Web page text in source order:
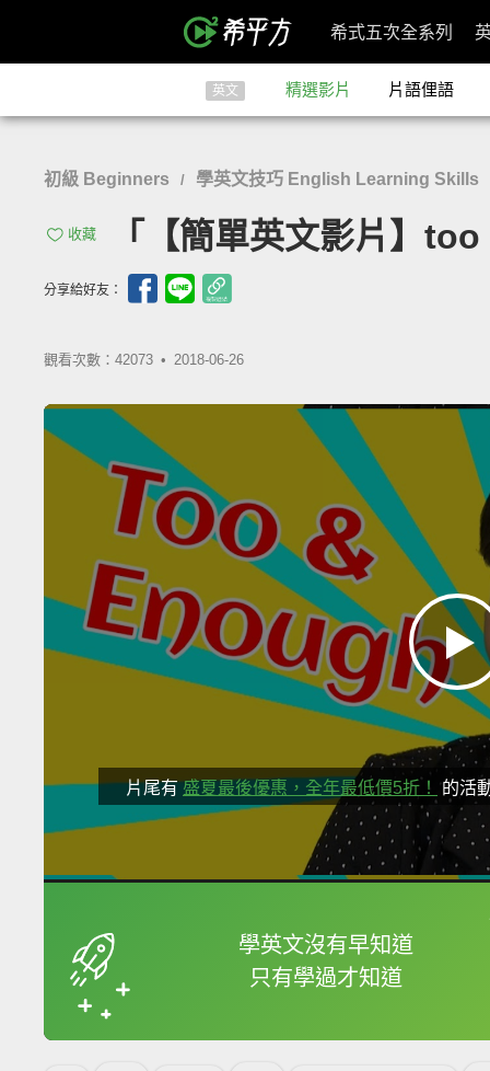
希式五次全系列
英文 精選影片 片語俚語
初級 Beginners / 學英文技巧 English Learning Skills
收藏 「【簡單英文影片】
分享給好友：
觀看次數：42073 • 2018-06-26
片尾有盛夏最後優惠，全年最低價5折！ 的活
學英文沒有早知道
只有學過才知道
框選或點兩下字幕可